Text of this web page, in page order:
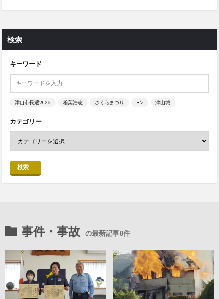
検索
キーワード
津山市長選2026 稲葉浩志 さくらまつり B’z 津山城
カテゴリー
検索
事件・事故 の最新記事8件